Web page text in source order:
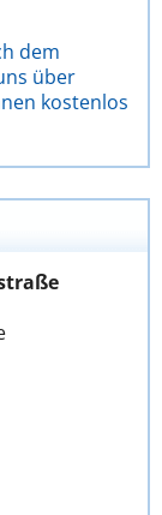
dem
über
kostenlos